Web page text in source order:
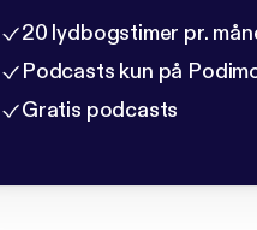
20 lydbogstimer pr.
Podcasts kun på
Gratis podcasts